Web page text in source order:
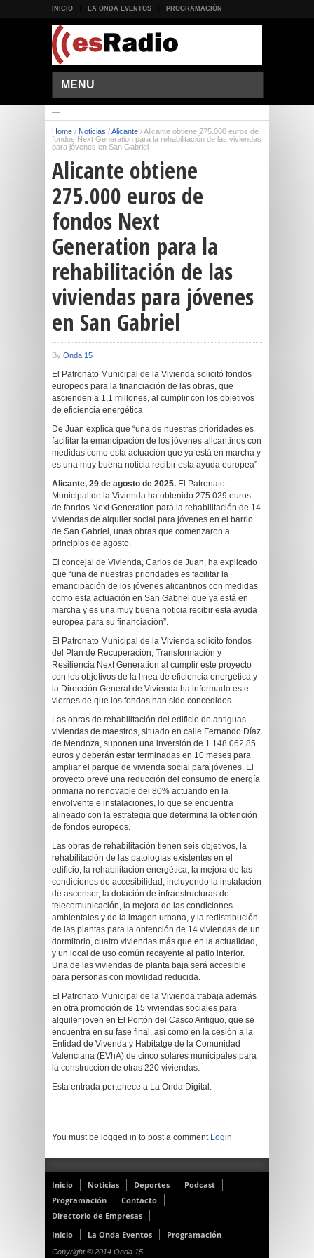
INICIO LA ONDA EVENTOS PROGRAMACIÓN
MENU
Home / Noticias /Alicante /Alicante obtiene 275.000 euros de
fondos Next Generation para la rehabilitación de las viviendas
para jóvenes en San Gabriel
Alicante obtiene
275.000 euros de
fondos Next
Generation para la
rehabilitación de las
viviendas para jóvenes
en San Gabriel
By Onda 15
El Patronato Municipal de la Vivienda solicitó fondos
europeos para la financiación de las obras, que
ascienden a 1,1 millones, al cumplir con los objetivos
de eficiencia energética
De Juan explica que “una de nuestras prioridades es
facilitar la emancipación de los jóvenes alicantinos con
medidas como esta actuación que ya está en marcha y
es una muy buena noticia recibir esta ayuda europea”
Alicante, 29 de agosto de 2025. El Patronato
Municipal de la Vivienda ha obtenido 275.029 euros
de fondos Next Generation para la rehabilitación de 14
viviendas de alquiler social para jóvenes en el barrio
de San Gabriel, unas obras que comenzaron a
principios de agosto.
El concejal de Vivienda, Carlos de Juan, ha explicado
que “una de nuestras prioridades es facilitar la
emancipación de los jóvenes alicantinos con medidas
como esta actuación en San Gabriel que ya está en
marcha y es una muy buena noticia recibir esta ayuda
europea para su financiación”.
El Patronato Municipal de la Vivienda solicitó fondos
del Plan de Recuperación, Transformación y
Resiliencia Next Generation al cumplir este proyecto
con los objetivos de la línea de eficiencia energética y
la Dirección General de Vivienda ha informado este
viernes de que los fondos han sido concedidos.
Las obras de rehabilitación del edificio de antiguas
viviendas de maestros, situado en calle Fernando Díaz
de Mendoza, suponen una inversión de 1.148.062,85
euros y deberán estar terminadas en 10 meses para
ampliar el parque de vivienda social para jóvenes. El
proyecto prevé una reducción del consumo de energía
primaria no renovable del 80% actuando en la
envolvente e instalaciones, lo que se encuentra
alineado con la estrategia que determina la obtención
de fondos europeos.
Las obras de rehabilitación tienen seis objetivos, la
rehabilitación de las patologías existentes en el
edificio, la rehabilitación energética, la mejora de las
condiciones de accesibilidad, incluyendo la instalación
de ascensor, la dotación de infraestructuras de
telecomunicación, la mejora de las condiciones
ambientales y de la imagen urbana, y la redistribución
de las plantas para la obtención de 14 viviendas de un
dormitorio, cuatro viviendas más que en la actualidad,
y un local de uso común recayente al patio interior.
Una de las viviendas de planta baja será accesible
para personas con movilidad reducida.
El Patronato Municipal de la Vivienda trabaja además
en otra promoción de 15 viviendas sociales para
alquiler joven en El Portón del Casco Antiguo, que se
encuentra en su fase final, así como en la cesión a la
Entidad de Vivenda y Habitatge de la Comunidad
Valenciana (EVhA) de cinco solares municipales para
la construcción de otras 220 viviendas.
Esta entrada pertenece a La Onda Digital.
You must be logged in to post a comment Login
Inicio Noticias Deportes
Podcast
Programación
Contacto
Directorio de Empresas
Inicio
La Onda Eventos Programación
Copyright © 2014 Onda 15.